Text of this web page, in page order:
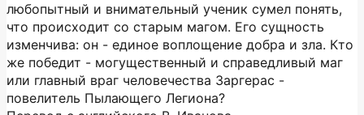
любопытный и внимательный ученик сумел понять,
что происходит со старым магом. Его сущность
изменчива: он - единое воплощение добра и зла. Кто
же победит - могущественный и справедливый маг
или главный враг человечества Заргерас -
повелитель Пылающего Легиона?